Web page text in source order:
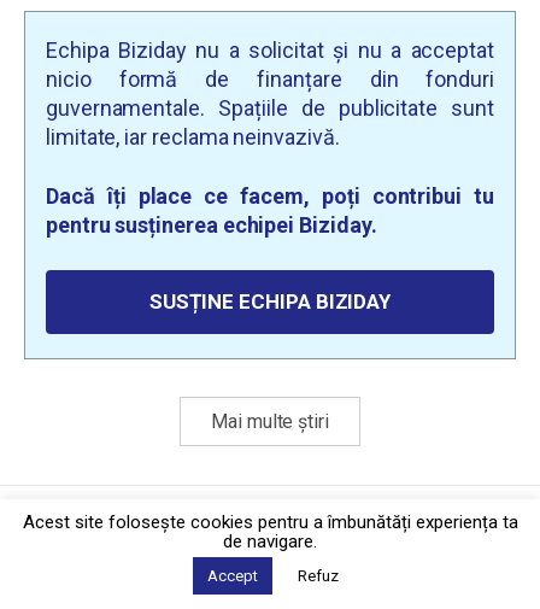
Echipa Biziday nu a solicitat și nu a acceptat
nicio formă de finanțare din fonduri
guvernamentale. Spațiile de publicitate sunt
limitate, iar reclama neinvazivă.
Dacă îți place ce facem, poți contribui tu
pentru susținerea echipei Biziday.
SUSȚINE ECHIPA BIZIDAY
Mai multe știri
Politica de confidențialitate·Contact
2026 © Biziday
Acest site foloseşte cookies pentru a îmbunătăți experiența ta
de navigare.
Accept Refuz